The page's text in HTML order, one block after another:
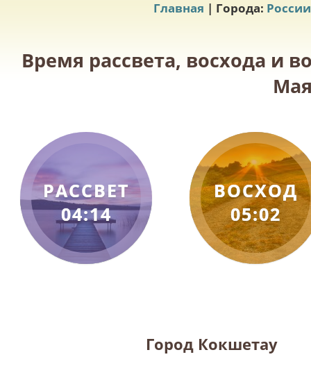
Главная | Города: России
Время рассвета, восхода и
РАССВЕТ
04:14
ВОСХОД
05:02
Город Кокшетау